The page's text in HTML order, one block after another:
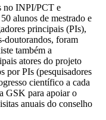
no INPI/PCT e
alunos de mestrado e
principais (PIs),
doutorandos, foram
também a
atores do projeto
por PIs (pesquisadores
científico a cada
GSK para apoiar o
anuais do conselho